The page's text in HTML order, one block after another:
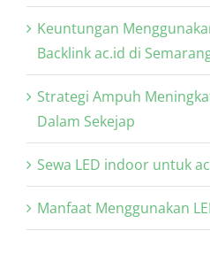
Keuntungan
Backlink ac.id di
Strategi Ampuh
Dalam Sekejap
Sewa LED indoor untuk
Manfaat Menggunakan